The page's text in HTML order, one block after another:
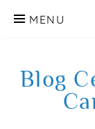
MENU
Blog